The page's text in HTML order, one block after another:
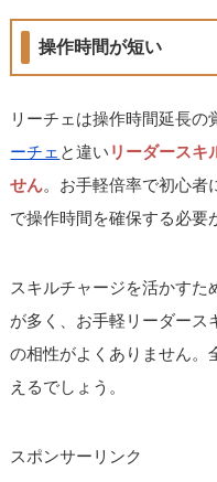
操作時間が短い
リーチェは操作時間延長の
ーチェ と違い リーダースキ
せん。お手軽倍率で初心者
で操作時間を確保する必要
スキルチャージを活かすた
が多く、お手軽リーダース
の相性がよくありません。
えるでしょう。
スポンサーリンク